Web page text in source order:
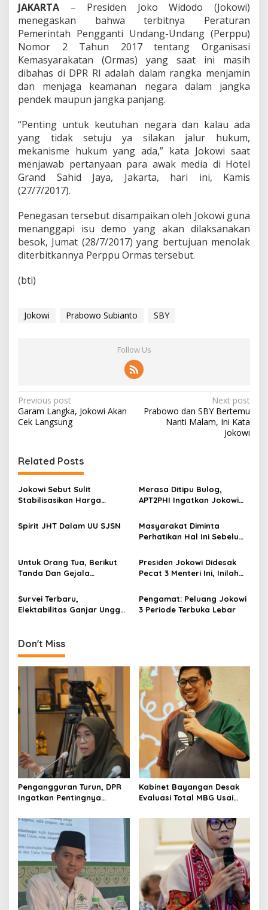
s
n
t
u
g
a
e
m
a
n
a
e
g
a
r
a
JAKARTA – Presiden Joko Widodo (Jokowi)
menegaskan bahwa terbitnya Peraturan
Pemerintah Pengganti Undang-Undang (Perppu)
Nomor 2 Tahun 2017 tentang Organisasi
Kemasyarakatan (Ormas) yang saat ini masih
dibahas di DPR RI adalah dalam rangka menjamin
dan menjaga keamanan negara dalam jangka
pendek maupun jangka panjang.
“Penting untuk keutuhan negara dan kalau ada
yang tidak setuju ya silakan jalur hukum,
mekanisme hukum yang ada,” kata Jokowi saat
menjawab pertanyaan para awak media di Hotel
Grand Sahid Jaya, Jakarta, hari ini, Kamis
(27/7/2017).
Penegasan tersebut disampaikan oleh Jokowi guna
menanggapi isu demo yang akan dilaksanakan
besok, Jumat (28/7/2017) yang bertujuan menolak
diterbitkannya Perppu Ormas tersebut.
(bti)
Jokowi Prabowo Subianto SBY
Follow Us
P
o
t
n
a
v
i
t
o
Previous post
Garam Langka, Jokowi Akan
Cek Langsung
Next post
Prabowo dan SBY Bertemu
Nanti Malam, Ini Kata
Jokowi
Related Posts
Jokowi Sebut Sulit
Stabilisasikan Harga
Asal Ada Kemauan Serius!
Merasa Ditipu Bulog,
APT2PHI Ingatkan Jokowi
Harga Beras Nasional
Spirit JHT Dalam UU SJSN
Masyarakat Diminta
Perhatikan Hal Ini Sebelum
Untuk Orang Tua, Berikut
Tanda Dan Gejala
Anak
Presiden Jokowi Didesak
Pecat 3 Menteri Ini, Inilah
Survei Terbaru,
Elektabilitas Ganjar Ungguli
Pengamat: Peluang Jokowi
3 Periode Terbuka Lebar
Don't Miss
Pengangguran Turun, DPR
Ingatkan Pentingnya
yang Layak
Kabinet Bayangan Desak
Evaluasi Total MBG Usai
Massal